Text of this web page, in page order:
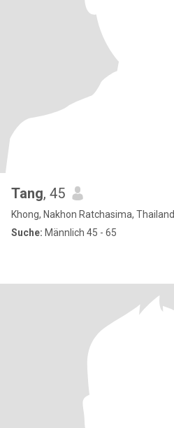
Tang, 45
Khong, Nakhon Ratchasima, Thailand
Suche: Männlich 45 - 65